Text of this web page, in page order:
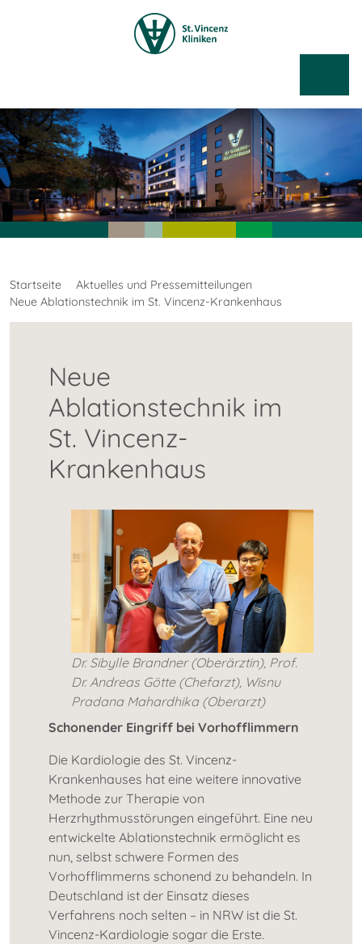
Startseite
Aktuelles und Pressemitteilungen
Neue Ablationstechnik im St. Vincenz-Krankenhaus
Neue
Ablationstechnik im
St. Vincenz-
Krankenhaus
Dr. Sibylle Brandner (Oberärztin), Prof.
Dr. Andreas Götte (Chefarzt), Wisnu
Pradana Mahardhika (Oberarzt)
Schonender Eingriff bei Vorhofflimmern
Die Kardiologie des St. Vincenz-
Krankenhauses hat eine weitere innovative
Methode zur Therapie von
Herzrhythmusstörungen eingeführt. Eine neu
entwickelte Ablationstechnik ermöglicht es
nun, selbst schwere Formen des
Vorhofflimmerns schonend zu behandeln. In
Deutschland ist der Einsatz dieses
Verfahrens noch selten – in NRW ist die St.
Vincenz-Kardiologie sogar die Erste.